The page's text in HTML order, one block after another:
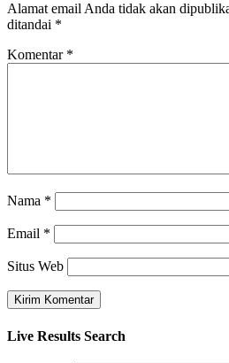
Alamat email Anda tidak akan
ditandai *
Komentar *
Nama *
Email *
Situs Web
Live Results Search